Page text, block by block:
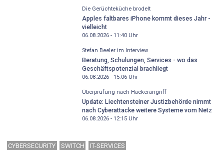
Die Gerüchteküche brodelt
Apples faltbares iPhone kommt dieses Jahr -
vielleicht
06.08.2026 - 11:40Uhr
Stefan Beeler im Interview
Beratung, Schulungen, Services - wo das
Geschäftspotenzial brachliegt
06.08.2026 - 15:06Uhr
Überprüfung nach Hackerangriff
Update: Liechtensteiner Justizbehörde nimmt
nach Cyberattacke weitere Systeme vom Netz
06.08.2026 - 12:15Uhr
CYBERSECURITY SWITCH
IT-SERVICES